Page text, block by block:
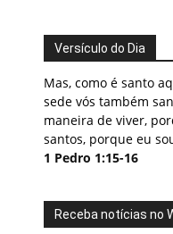
Versículo do Dia
Mas, como é santo
sede vós também
maneira de viver,
santos, porque eu
1 Pedro 1:15-16
Receba notícias no